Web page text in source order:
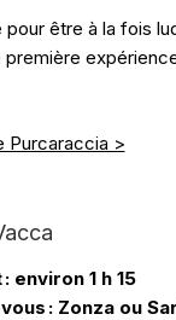
être à la fois
première
Purcaraccia >
environ 1 h 15
: Zonza ou